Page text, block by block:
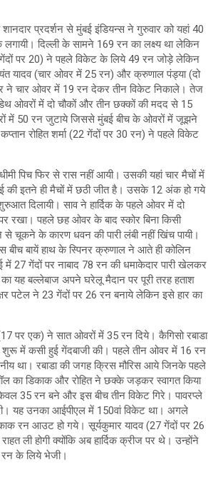
प्रदर्शन से मुंबई इंडियन्स ने गुरुवार को यहां 40
दिल्ली के सामने 169 रन का लक्ष्य था लेकिन
गेंदों पर 20) ने पहले विकेट के लिये 49 रन जोड़े लेकिन
यादव (चार ओवर में 25 रन) और क्रुणाल पंड्या (दो
चार ओवर में 19 रन देकर तीन विकेट निकाले। तेज
ओवरों में दो चौकों और तीन छक्कों की मदद से 15
में 50 रन जुटाये जिससे मुंबई बीच के ओवरों में जूझने
रोहित शर्मा (22 गेंदों पर 30 रन) ने पहले विकेट
पिच फिर से रास नहीं आयी। उसकी यहां चार मैचों में
की इतने ही मैचों में छठी जीत है। उसके 12 अंक हो गये
दिलायी। साव ने हार्दिक के पहले ओवर में दो
रखा। पहले छह ओवर के बाद स्कोर बिना किसी
चूकने के कारण धवन की पारी लंबी नहीं खिंच पायी।
बीच बायें हाथ के स्पिनर क्रुणाल ने आते ही कोलिन
में 27 गेंदों पर नाबाद 78 रन की धमाकेदार पारी खेलकर
का यह बल्लेबाज अपने घरेलू मैदान पर पूरी तरह हताश
पटेल ने 23 गेंदों पर 26 रन बनाये लेकिन इसे हार का
पर एक) ने सात ओवरों में 35 रन दिये। कैगिसो रबाडा
में कसी हुई गेंदबाजी की। पहले तीन ओवर में 16 रन
था। रबाडा की जगह क्रिस मौरिस आये जिनके पहले
का डिकाक और रोहित ने छक्के जड़कर स्वागत किया
35 रन बने और इस बीच तीन विकेट गिरे। पावरप्ले
यह उनका आईपीएल में 150वां विकेट था। अगले
रन आउट हो गये। सूर्यकुमार यादव (27 गेंदों पर 26
ली होगी क्योंकि अब हार्दिक क्रीज पर थे। उन्होंने
के लिये भेजी।